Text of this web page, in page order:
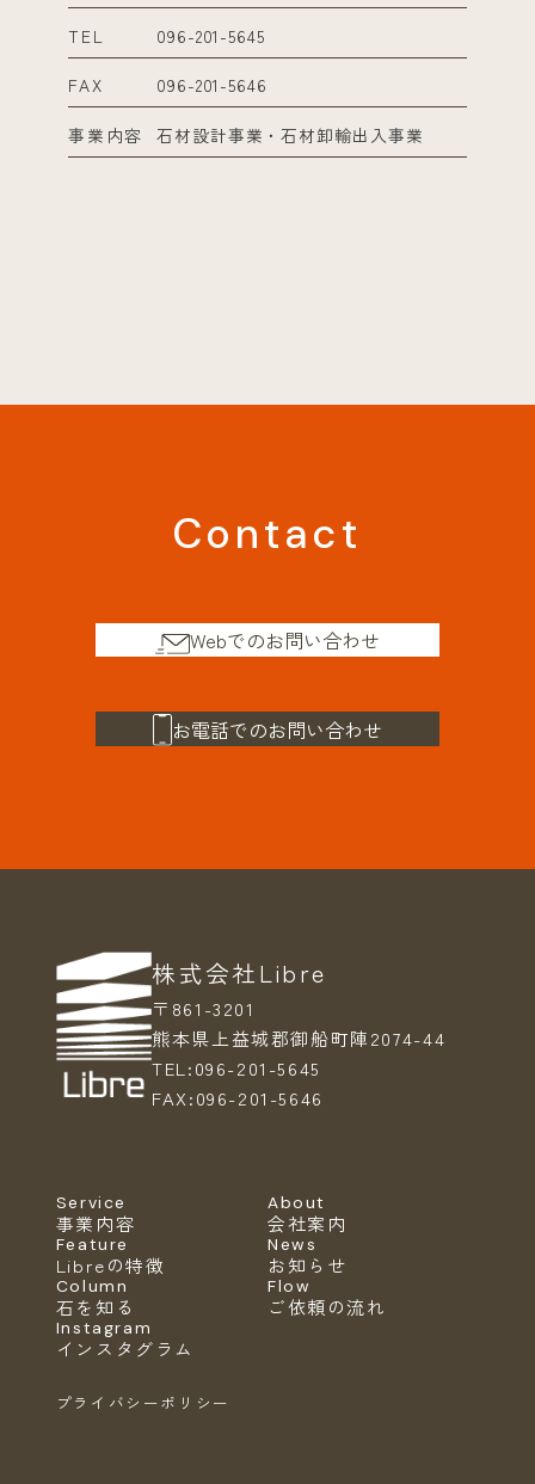
TEL 096-201-5645
FAX 096-201-5646
事業内容 石材設計事業・石材卸輸出入事業
Contact
Webでのお問い合わせ
お電話でのお問い合わせ
株式会社Libre
〒861-3201
熊本県上益城郡御船町陣2074-44
TEL:096-201-5645
FAX:096-201-5646
Service
事業内容
About
会社案内
Feature
Libreの特徴
News
お知らせ
Column
石を知る
Flow
ご依頼の流れ
Instagram
インスタグラム
プライバシーポリシー